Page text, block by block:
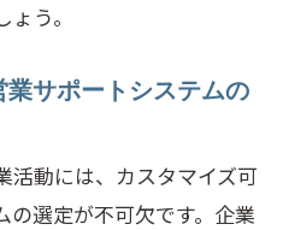
う。
サポートシステムの
活動には、カスタマイズ可
選定が不可欠です。企業